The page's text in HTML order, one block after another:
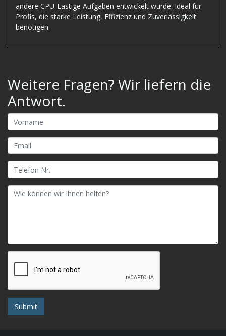
andere CPU-Lastige Aufgaben entwickelt wurde. Ideal für
Profis, die starke Leistung, Effizienz und Zuverlässigkeit
benötigen.
Weitere Fragen? Wir liefern die
Antwort.
Submit